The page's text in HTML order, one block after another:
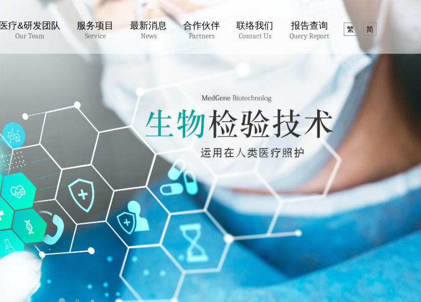
医疗&研发团队
Our Team
服务项目
Service
最新消息
News
合作伙伴
Partners
联络我们
Contact Us
报告查询
Query Report
繁 简